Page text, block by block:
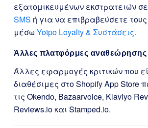
εξατομικευμένων εκστρατειών σε
SMS ή για να επιβραβεύσετε
μέσω Yotpo Loyalty & Συστάσεις.
Άλλες πλατφόρμες αναθεώρησης
Άλλες εφαρμογές κριτικών που
διαθέσιμες στο Shopify App Store
τις Okendo, Bazaarvoice, Klaviyo
Reviews.io και Stamped.io.